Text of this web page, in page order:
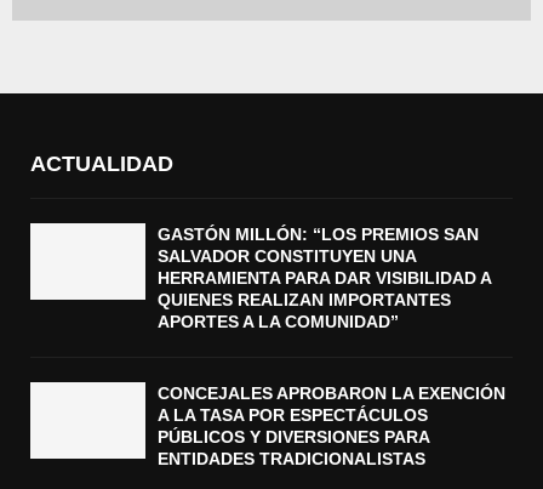
ACTUALIDAD
GASTÓN MILLÓN: “LOS PREMIOS SAN
SALVADOR CONSTITUYEN UNA
HERRAMIENTA PARA DAR VISIBILIDAD A
QUIENES REALIZAN IMPORTANTES
APORTES A LA COMUNIDAD”
CONCEJALES APROBARON LA EXENCIÓN
A LA TASA POR ESPECTÁCULOS
PÚBLICOS Y DIVERSIONES PARA
ENTIDADES TRADICIONALISTAS